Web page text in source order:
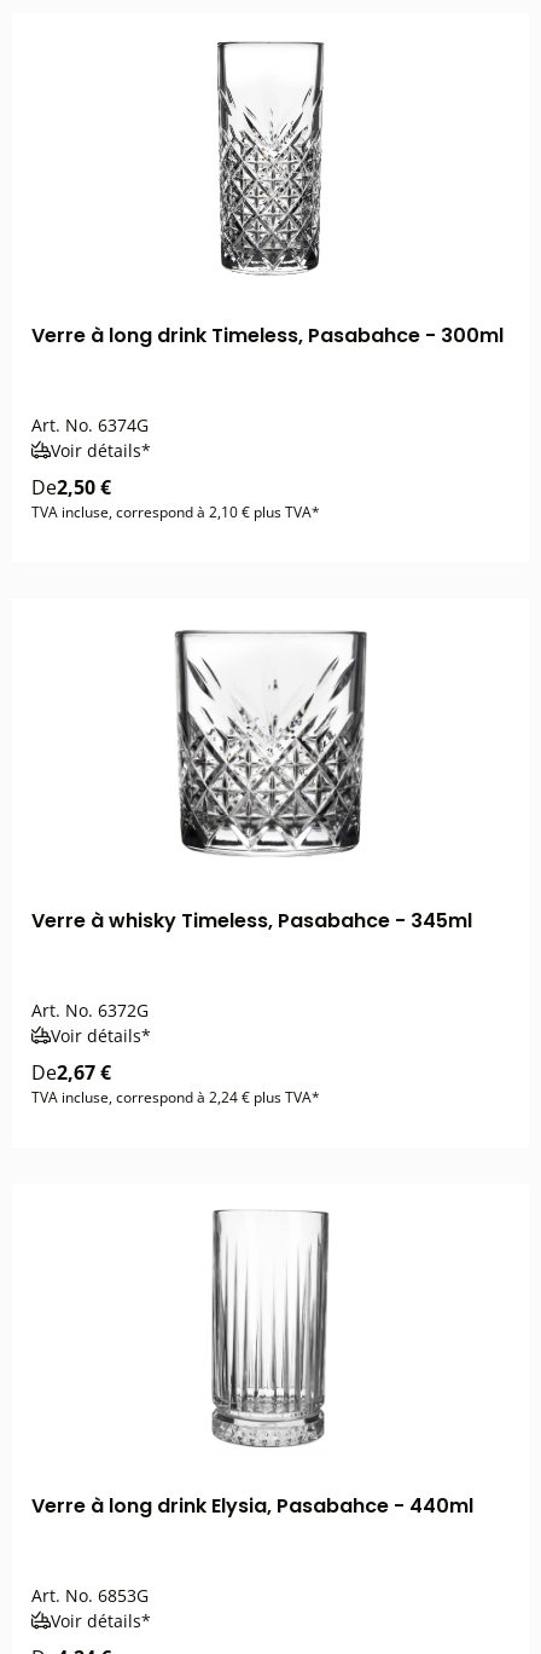
Verre à long drink Timeless, Pasabahce - 300ml
Art. No. 6374G
Voir détails*
De2,50 €
TVA incluse, correspond à 2,10 € plus TVA*
Verre à whisky Timeless, Pasabahce - 345ml
Art. No. 6372G
Voir détails*
De2,67 €
TVA incluse, correspond à 2,24 € plus TVA*
Verre à long drink Elysia, Pasabahce - 440ml
Art. No. 6853G
Voir détails*